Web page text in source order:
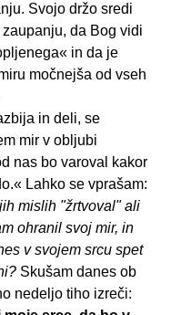
Svojo držo sredi
da Bog vidi
in da je
močnejša od vseh
in deli, se
mir v obljubi
nas bo varoval kakor
Lahko se vprašam:
mislih "žrtvoval" ali
ohranil svoj mir, in
v svojem srcu spet
Skušam danes ob
nedeljo tiho izreči: